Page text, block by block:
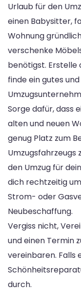
Urlaub für den
einen Babysitter,
Wohnung
verschenke
benötigst. Erstelle
finde ein gutes
Sorge dafür, dass
alten und neuen
genug Platz zum
Umzugsfahrzeugs
den Umzug für
dich rechtzeitig
Strom- oder
Neubeschaffung.
Vergiss nicht,
und einen Termin
vereinbaren. Falls
durch.